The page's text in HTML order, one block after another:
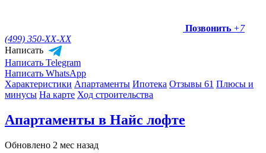
Позвонить +7
(499) 350-XX-XX
Написать
Написать Telegram
Написать WhatsApp
Характеристики Апартаменты Ипотека Отзывы 61 Плюсы и
минусы На карте Ход строительства
Апартаменты в Найс лофте
Обновлено 2 мес назад